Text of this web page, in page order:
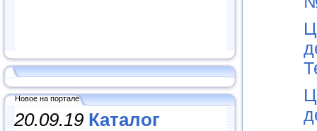
Новое на портале
20.09.19 Каталог